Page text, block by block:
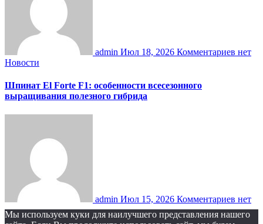
admin Июл 18, 2026 Комментариев нет
Новости
Шпинат El Forte F1: особенности всесезонного
выращивания полезного гибрида
admin Июл 15, 2026 Комментариев нет
Мы используем куки для наилучшего представления нашего